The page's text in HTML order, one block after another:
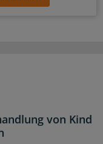
von Kind